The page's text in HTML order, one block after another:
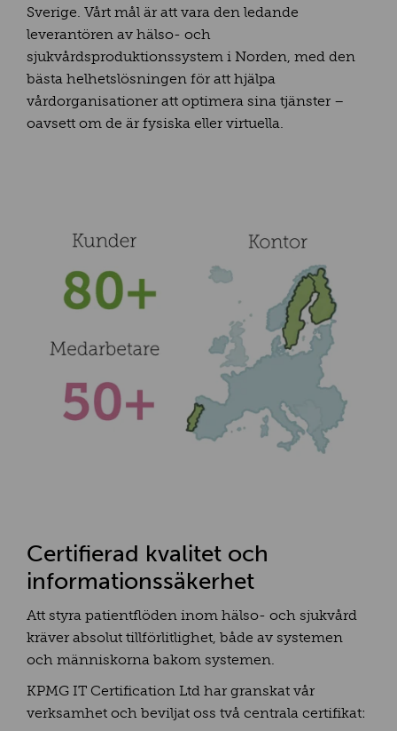
Sverige. Vårt mål är att vara den ledande
leverantören av hälso- och
sjukvårdsproduktionssystem i Norden, med den
bästa helhetslösningen för att hjälpa
vårdorganisationer att optimera sina tjänster –
oavsett om de är fysiska eller virtuella.
Certifierad kvalitet och
informationssäkerhet
Att styra patientflöden inom hälso- och sjukvård
kräver absolut tillförlitlighet, både av systemen
och människorna bakom systemen.
KPMG IT Certification Ltd har granskat vår
verksamhet och beviljat oss två centrala certifikat: